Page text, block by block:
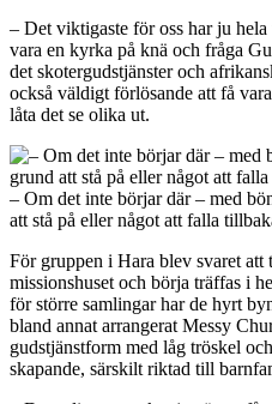
– Det viktigaste för oss har ju
vara en kyrka på knä och fråga
det skotergudstjänster och
också väldigt förlösande att få
låta det se olika ut.
– Om det inte börjar där – med
att stå på eller något att falla
För gruppen i Hara blev svaret att
missionshuset och börja träffas i
för större samlingar har de hyrt
bland annat arrangerat Messy
gudstjänstform med låg tröskel
skapande, särskilt riktad till